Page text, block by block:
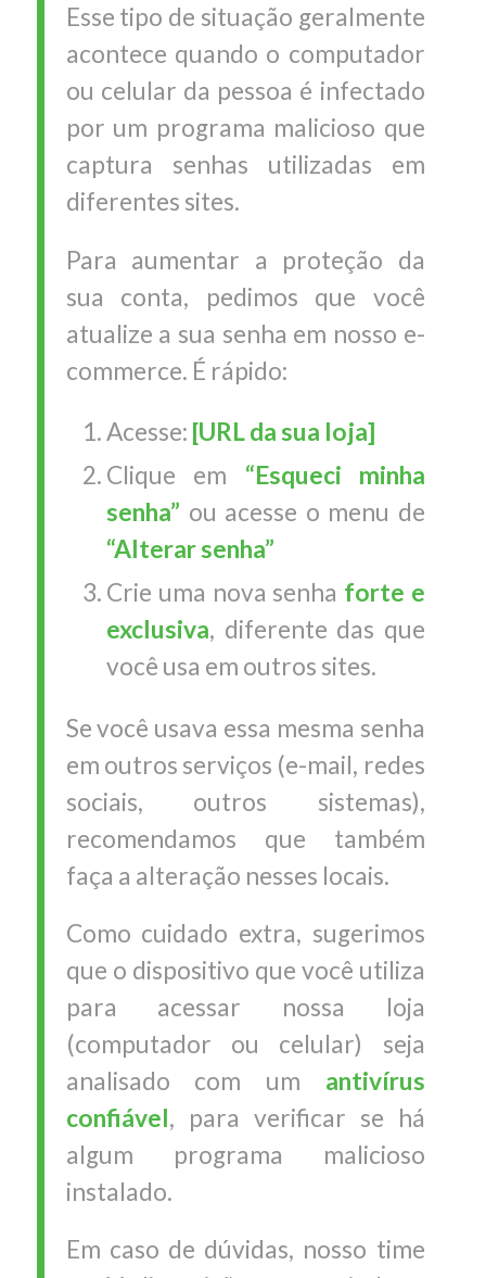
Esse tipo de situação geralmente
acontece quando o computador
ou celular da pessoa é infectado
por um programa malicioso que
captura senhas utilizadas em
diferentes sites.
Para aumentar a proteção da
sua conta, pedimos que você
atualize a sua senha em nosso e-
commerce. É rápido:
Acesse: [URL da sua loja]
Clique em “Esqueci minha
senha” ou acesse o menu de
“Alterar senha”
Crie uma nova senha forte e
exclusiva, diferente das que
você usa em outros sites.
Se você usava essa mesma senha
em outros serviços (e-mail, redes
sociais, outros sistemas),
recomendamos que também
faça a alteração nesses locais.
Como cuidado extra, sugerimos
que o dispositivo que você utiliza
para acessar nossa loja
(computador ou celular) seja
analisado com um antivírus
confiável, para verificar se há
algum programa malicioso
instalado.
Em caso de dúvidas, nosso time